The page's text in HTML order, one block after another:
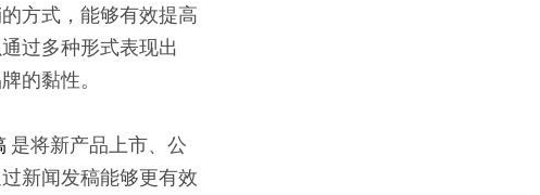
方式，能够有效提高
过多种形式表现出
的黏性。
是将新产品上市、公
新闻发稿能够更有效